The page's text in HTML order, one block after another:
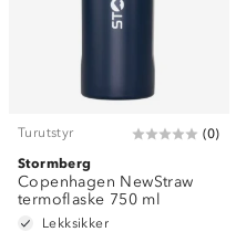
Turutstyr (0)
Stormberg
Copenhagen NewStraw
termoflaske 750 ml
Lekksikker